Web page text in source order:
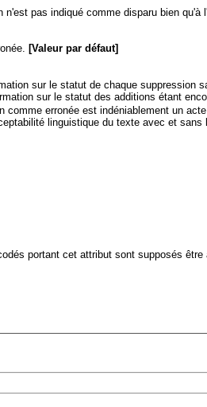
pas indiqué comme disparu bien qu'à
[Valeur par défaut]
sur le statut de chaque suppression
sur le statut des additions étant
comme erronée est indéniablement un
linguistique du texte avec et
portant cet attribut sont supposés être